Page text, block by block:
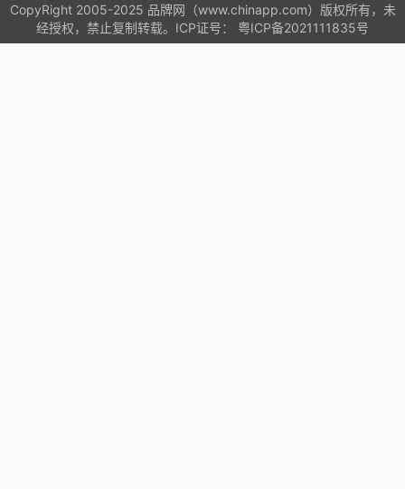
CopyRight 2005-2025 品牌网（www.chinapp.com）版权所有，未
经授权，禁止复制转载。ICP证号： 粤ICP备2021111835号